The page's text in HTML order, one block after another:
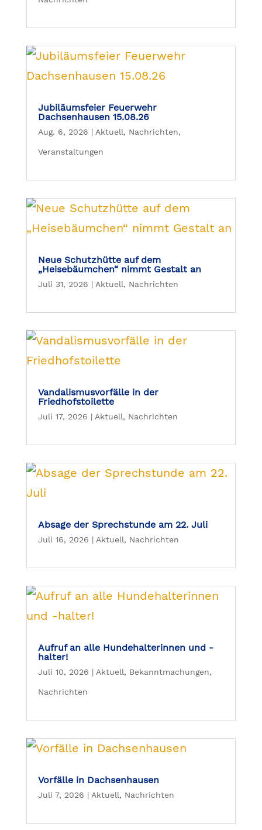
Jubiläumsfeier Feuerwehr
Dachsenhausen 15.08.26
Aug. 6, 2026 | Aktuell, Nachrichten,
Veranstaltungen
Neue Schutzhütte auf dem
„Heisebäumchen“ nimmt Gestalt an
Juli 31, 2026 | Aktuell, Nachrichten
Vandalismusvorfälle in der
Friedhofstoilette
Juli 17, 2026 | Aktuell, Nachrichten
Absage der Sprechstunde am 22. Juli
Juli 16, 2026 | Aktuell, Nachrichten
Aufruf an alle Hundehalterinnen und -
halter!
Juli 10, 2026 | Aktuell, Bekanntmachungen,
Nachrichten
Vorfälle in Dachsenhausen
Juli 7, 2026 | Aktuell, Nachrichten